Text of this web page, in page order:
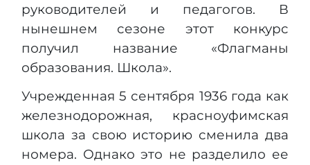
руководителей и педагогов. В
нынешнем сезоне этот конкурс
получил название «Флагманы
образования. Школа».
Учрежденная 5 сентября 1936 года как
железнодорожная, красноуфимская
школа за свою историю сменила два
номера. Однако это не разделило ее